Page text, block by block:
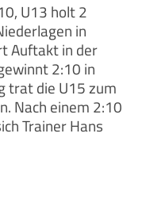
U13 holt 2
in
Auftakt in der
2:10 in
trat die U15 zum
Nach einem 2:10
Trainer Hans